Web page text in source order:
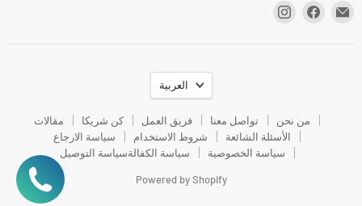
اللغةالعربية
من نحن تواصل معنا فريق العمل كن شريكا
مقالات
الأسئلة الشائعة
شروط الاستخدام
سياسة الارجاع
سياسة الخصوصية
سياسة الكفالةسياسة التوصيل
Powered by Shopify